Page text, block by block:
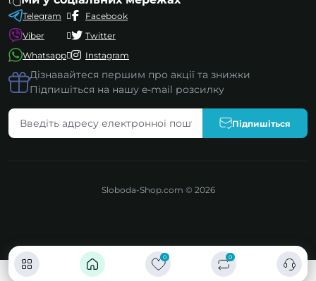
0 0
Telegram
Viber
Whatsapp
Facebook
Twitter
Instagram
Дізнавайтеся першим про акції та знижки
Підпишіться на нашу e-mail розсилку
Підпишіться
Sloboda-Shop.com © 2026